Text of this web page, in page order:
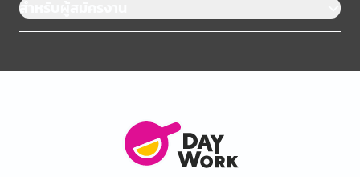
สำหรับผู้สมัครงาน